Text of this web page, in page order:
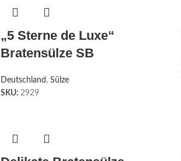
„5 Sterne de Luxe“
Bratensülze SB
Deutschland , Sülze
SKU: 2929